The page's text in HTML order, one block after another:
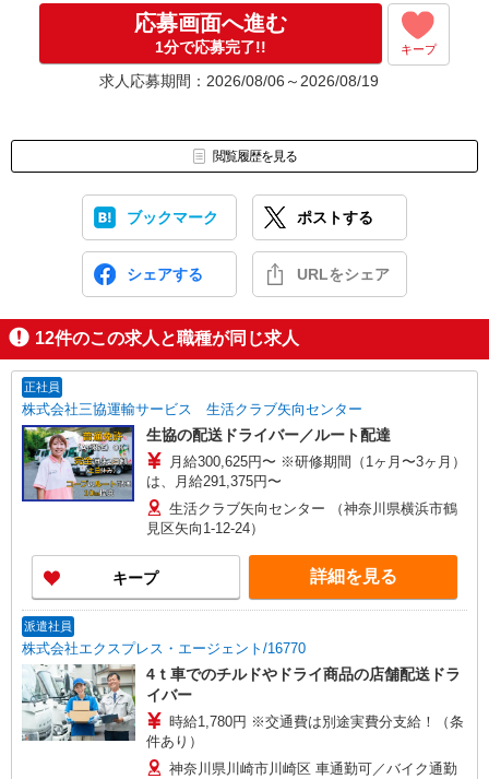
応募画面へ進む
1分で応募完了!! キープ
求人応募期間：2026/08/06～2026/08/19
閲覧履歴を見る
ブックマーク ポストする
シェアする URLをシェア
12件のこの求人と職種が同じ求人
正社員
株式会社三協運輸サービス 生活クラブ矢向センター
生協の配送ドライバー／ルート配達
月給300,625円〜 ※研修期間（1ヶ月〜3ヶ月）
は、月給291,375円〜
生活クラブ矢向センター （神奈川県横浜市鶴
見区矢向1-12-24）
キープ 詳細を見る
派遣社員
株式会社エクスプレス・エージェント/16770
4ｔ車でのチルドやドライ商品の店舗配送ドラ
イバー
時給1,780円 ※交通費は別途実費分支給！（条
件あり）
神奈川県川崎市川崎区 車通勤可／バイク通勤